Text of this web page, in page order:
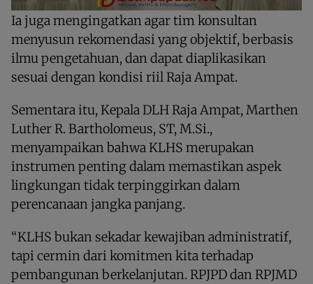
Ia juga mengingatkan agar tim konsultan
menyusun rekomendasi yang objektif, berbasis
ilmu pengetahuan, dan dapat diaplikasikan
sesuai dengan kondisi riil Raja Ampat.
Sementara itu, Kepala DLH Raja Ampat, Marthen
Luther R. Bartholomeus, ST, M.Si.,
menyampaikan bahwa KLHS merupakan
instrumen penting dalam memastikan aspek
lingkungan tidak terpinggirkan dalam
perencanaan jangka panjang.
“KLHS bukan sekadar kewajiban administratif,
tapi cermin dari komitmen kita terhadap
pembangunan berkelanjutan. RPJPD dan RPJMD